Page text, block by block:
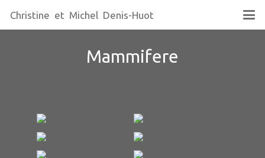
Christine et Michel Denis-Huot
Mammifere